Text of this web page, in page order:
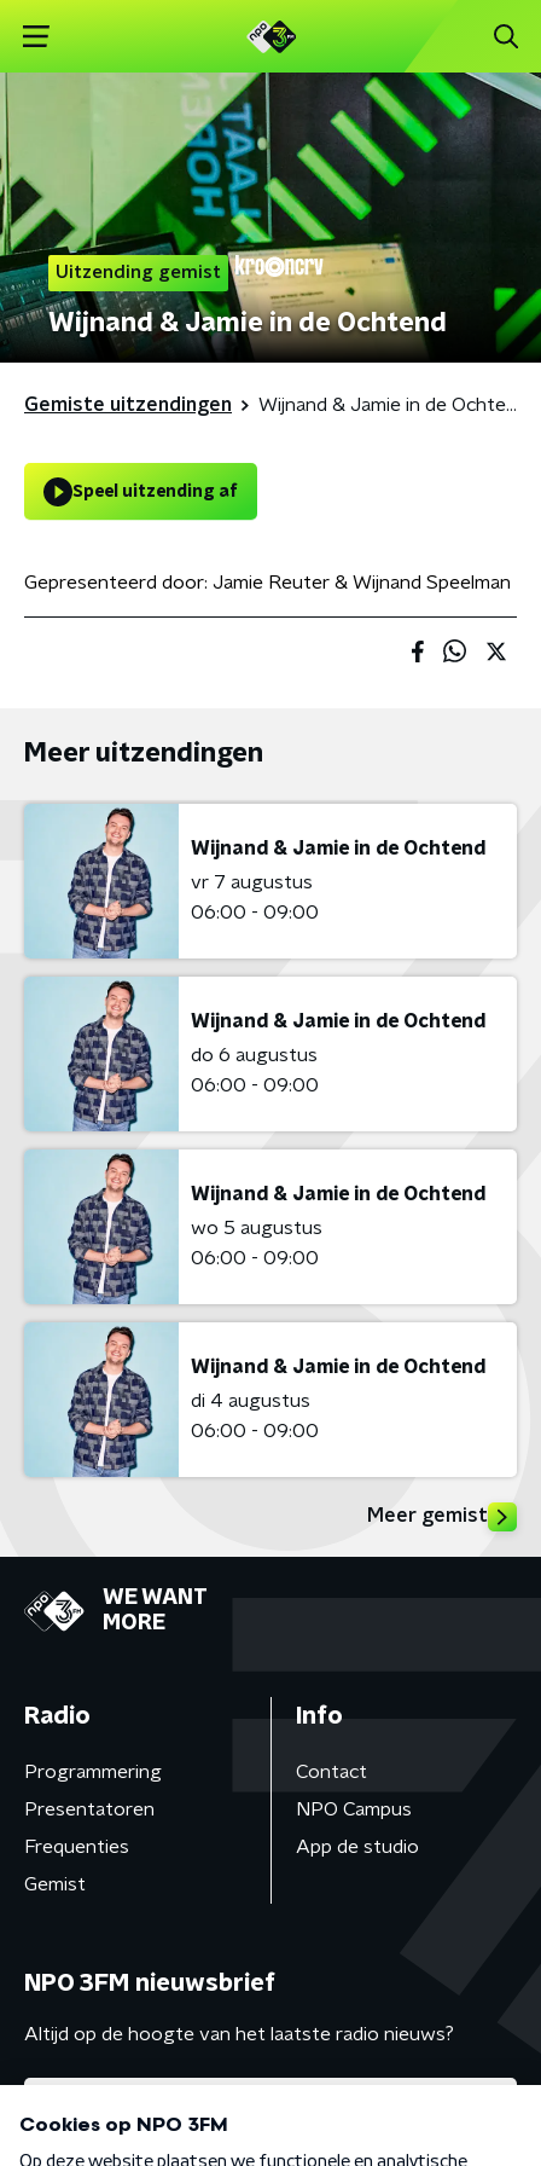
Uitzending gemist
Wijnand & Jamie in de Ochtend
Gemiste uitzendingen Wijnand & Jamie in de Ochtend
Speel uitzending af
Gepresenteerd door: Jamie Reuter & Wijnand Speelman
Meer uitzendingen
Wijnand & Jamie in de Ochtend
vr 7 augustus
06:00 - 09:00
Wijnand & Jamie in de Ochtend
do 6 augustus
06:00 - 09:00
Wijnand & Jamie in de Ochtend
wo 5 augustus
06:00 - 09:00
Wijnand & Jamie in de Ochtend
di 4 augustus
06:00 - 09:00
Meer gemist
WE WANT
MORE
Radio
Programmering
Presentatoren
Frequenties
Gemist
Info
Contact
NPO Campus
App de studio
NPO 3FM nieuwsbrief
Altijd op de hoogte van het laatste radio nieuws?